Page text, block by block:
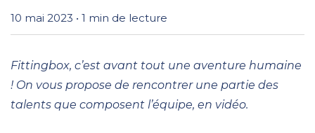
10 mai 2023 • 1 min de lecture
Fittingbox, c’est avant tout une aventure humaine
! On vous propose de rencontrer une partie des
talents que composent l’équipe, en vidéo.